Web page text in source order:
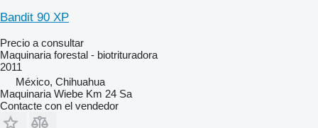
Bandit 90 XP
Precio a consultar
Maquinaria forestal - biotrituradora
2011
México, Chihuahua
Maquinaria Wiebe Km 24 Sa
Contacte con el vendedor